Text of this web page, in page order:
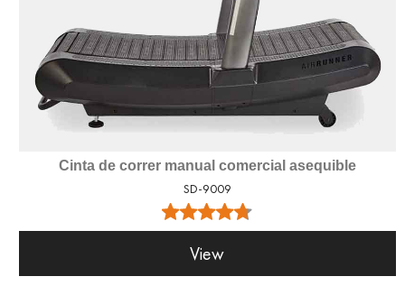
Cinta de correr manual comercial asequible
SD-9009
View